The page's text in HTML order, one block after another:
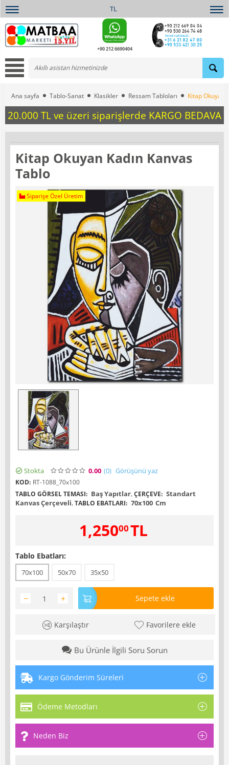
TL
+90 212 6690404
Ana sayfa Tablo-Sanat Klasikler Ressam Tabloları Kitap Okuyan
20.000 TL ve üzeri siparişlerde KARGO BEDAVA
Kitap Okuyan Kadın Kanvas
Tablo
Siparişe Özel Üretim
Stokta 0.00 (0) Görüşünü yaz
KOD: RT-1088_70x100
TABLO GÖRSEL TEMASI: Baş Yapıtlar,ÇERÇEVE: Standart
Kanvas Çerçeveli,TABLO EBATLARI: 70x100 Cm
1,25000TL
Tablo Ebatları:
70x100 50x70 35x50
+
− Sepete ekle
Karşılaştır Favorilere ekle
Bu Ürünle İlgili Soru Sorun
Kargo Gönderim Süreleri
Ödeme Metodları
Neden Biz